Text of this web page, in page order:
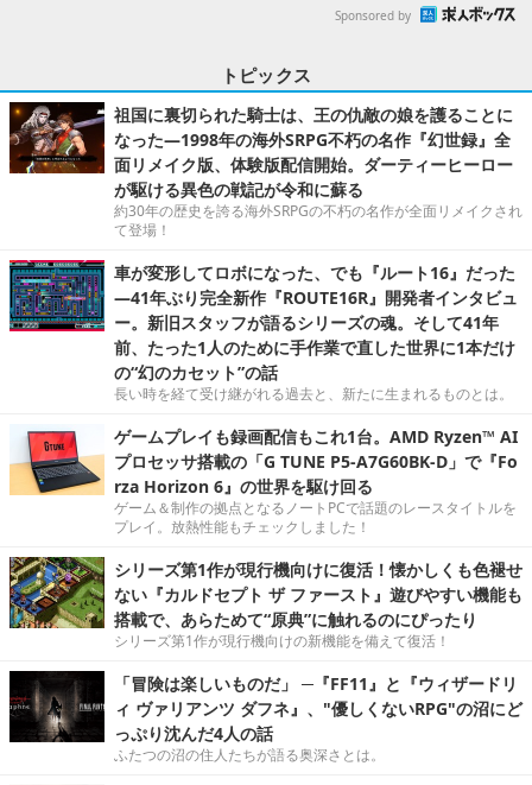
Sponsored by
トピックス
祖国に裏切られた騎士は、王の仇敵の娘を護ることに
なった―1998年の海外SRPG不朽の名作『幻世録』全
面リメイク版、体験版配信開始。ダーティーヒーロー
が駆ける異色の戦記が令和に蘇る
約30年の歴史を誇る海外SRPGの不朽の名作が全面リメイクされ
て登場！
車が変形してロボになった、でも『ルート16』だった
―41年ぶり完全新作『ROUTE16R』開発者インタビュ
ー。新旧スタッフが語るシリーズの魂。そして41年
前、たった1人のために手作業で直した世界に1本だけ
の“幻のカセット”の話
長い時を経て受け継がれる過去と、新たに生まれるものとは。
ゲームプレイも録画配信もこれ1台。AMD Ryzen™ AI
プロセッサ搭載の「G TUNE P5-A7G60BK-D」で『Fo
rza Horizon 6』の世界を駆け回る
ゲーム＆制作の拠点となるノートPCで話題のレースタイトルを
プレイ。放熱性能もチェックしました！
シリーズ第1作が現行機向けに復活！懐かしくも色褪せ
ない『カルドセプト ザ ファースト』遊びやすい機能も
搭載で、あらためて“原典”に触れるのにぴったり
シリーズ第1作が現行機向けの新機能を備えて復活！
「冒険は楽しいものだ」 ─『FF11』と『ウィザードリ
ィ ヴァリアンツ ダフネ』、"優しくないRPG"の沼にど
っぷり沈んだ4人の話
ふたつの沼の住人たちが語る奥深さとは。